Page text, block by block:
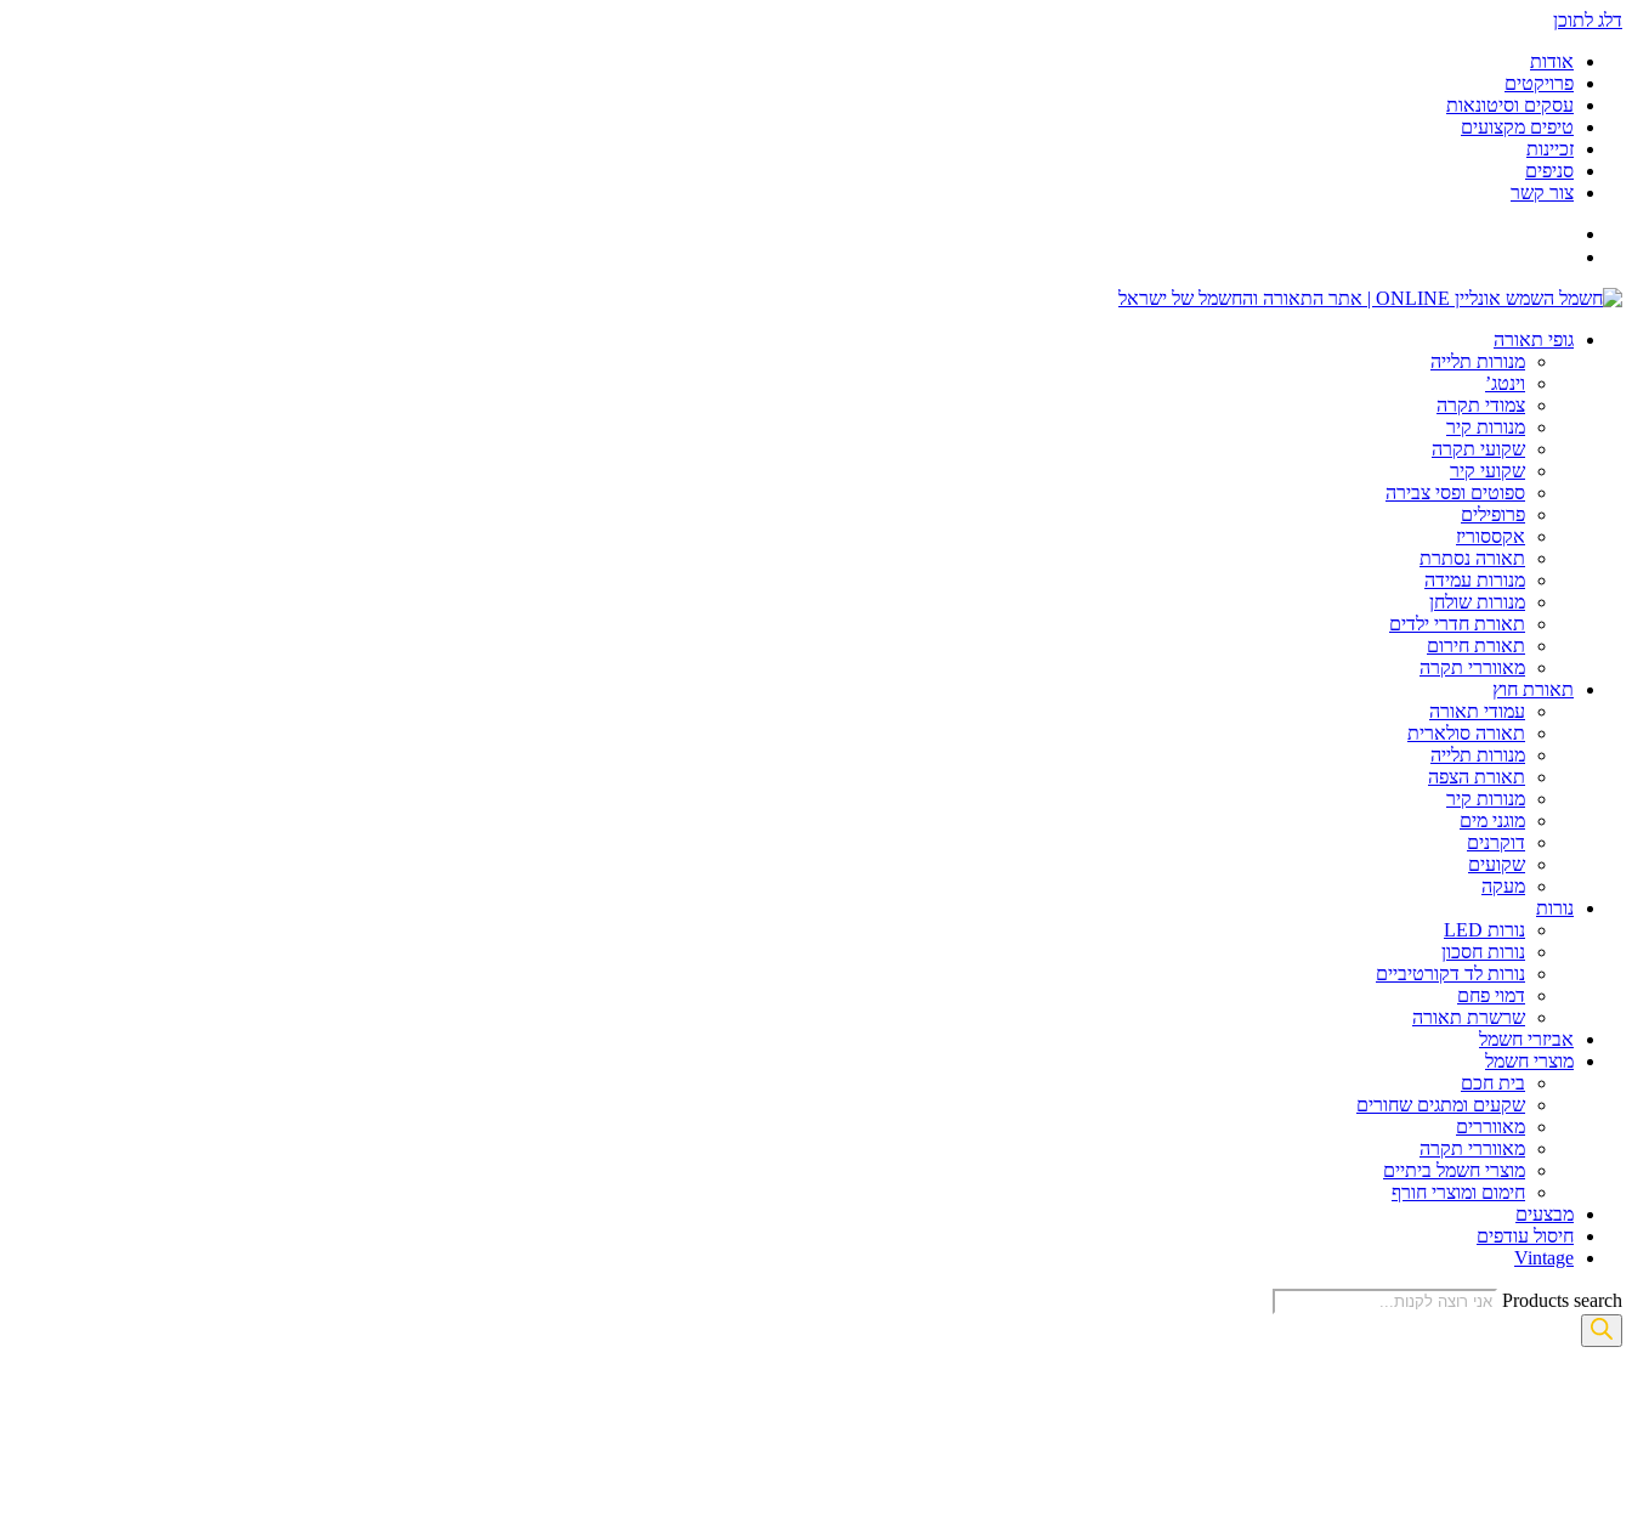
דלג לתוכן
אודות
פרויקטים
עסקים וסיטונאות
טיפים מקצועים
זכיינות
סניפים
צור קשר
גופי תאורה
מנורות תלייה
וינטג’
צמודי תקרה
מנורות קיר
שקועי תקרה
שקועי קיר
ספוטים ופסי צבירה
פרופילים
אקססוריז
תאורה נסתרת
מנורות עמידה
מנורות שולחן
תאורת חדרי ילדים
תאורת חירום
מאווררי תקרה
תאורת חוץ
עמודי תאורה
תאורה סולארית
מנורות תלייה
תאורת הצפה
מנורות קיר
מוגני מים
דוקרנים
שקועים
מעקה
נורות
נורות LED
נורות חסכון
נורות לד דקורטיביים
דמוי פחם
שרשרת תאורה
אביזרי חשמל
מוצרי חשמל
בית חכם
שקעים ומתגים שחורים
מאווררים
מאווררי תקרה
מוצרי חשמל ביתיים
חימום ומוצרי חורף
מבצעים
חיסול עודפים
Vintage
Products search